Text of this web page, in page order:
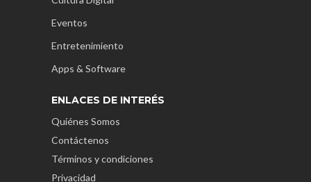
Eventos
Entretenimiento
Apps & Software
ENLACES DE INTERÉS
Quiénes Somos
Contáctenos
Términos y condiciones
Privacidad